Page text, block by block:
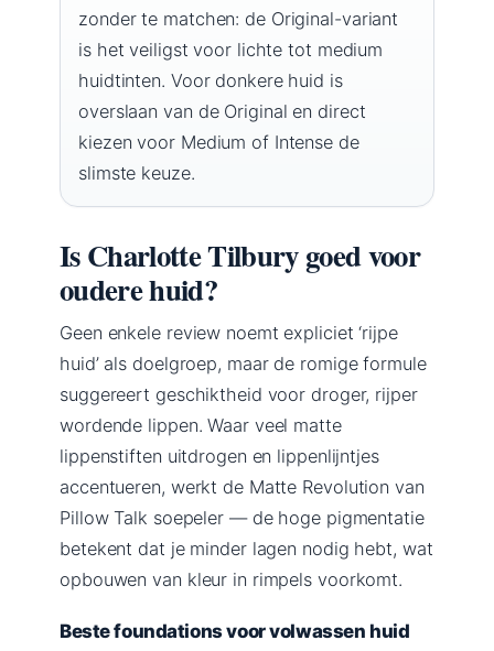
zonder te matchen: de Original-variant
is het veiligst voor lichte tot medium
huidtinten. Voor donkere huid is
overslaan van de Original en direct
kiezen voor Medium of Intense de
slimste keuze.
Is Charlotte Tilbury goed voor
oudere huid?
Geen enkele review noemt expliciet ‘rijpe
huid’ als doelgroep, maar de romige formule
suggereert geschiktheid voor droger, rijper
wordende lippen. Waar veel matte
lippenstiften uitdrogen en lippenlijntjes
accentueren, werkt de Matte Revolution van
Pillow Talk soepeler — de hoge pigmentatie
betekent dat je minder lagen nodig hebt, wat
opbouwen van kleur in rimpels voorkomt.
Beste foundations voor volwassen huid